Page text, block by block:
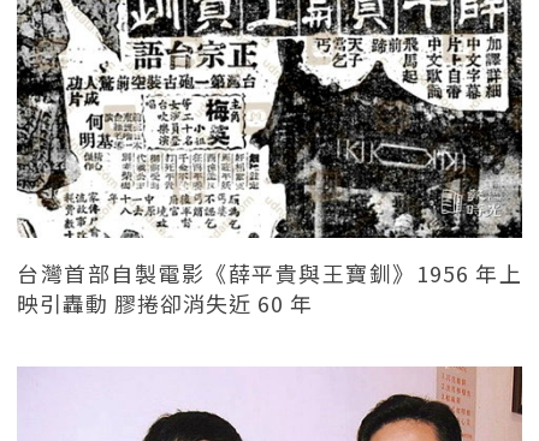
台灣首部自製電影《薛平貴與王寶釧》1956 年上
映引轟動 膠捲卻消失近 60 年